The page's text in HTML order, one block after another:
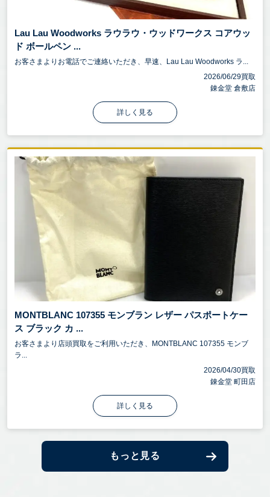
Lau Lau Woodworks ラウラウ・ウッドワークス コアウッ
ド ボールペン ...
お客さまよりお電話でご連絡いただき、早速、Lau Lau Woodworks ラ...
2026/06/29買取
錬金堂 倉敷店
詳しく見る
MONTBLANC 107355 モンブラン レザー パスポートケー
ス ブラック カ ...
お客さまより店頭買取をご利用いただき、MONTBLANC 107355 モンブ
ラ...
2026/04/30買取
錬金堂 町田店
詳しく見る
もっと見る